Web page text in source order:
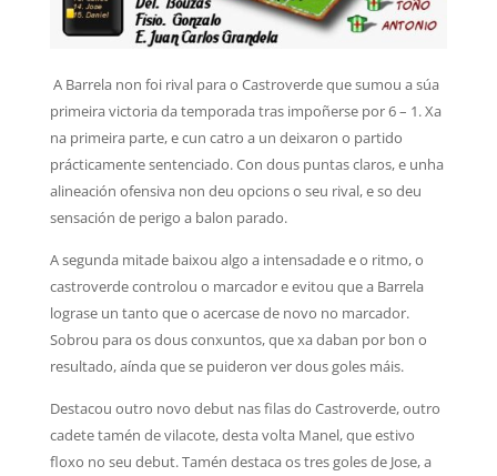
A Barrela non foi rival para o Castroverde que sumou a súa
primeira victoria da temporada tras impoñerse por 6 – 1. Xa
na primeira parte, e cun catro a un deixaron o partido
prácticamente sentenciado. Con dous puntas claros, e unha
alineación ofensiva non deu opcions o seu rival, e so deu
sensación de perigo a balon parado.
A segunda mitade baixou algo a intensadade e o ritmo, o
castroverde controlou o marcador e evitou que a Barrela
lograse un tanto que o acercase de novo no marcador.
Sobrou para os dous conxuntos, que xa daban por bon o
resultado, aínda que se puideron ver dous goles máis.
Destacou outro novo debut nas filas do Castroverde, outro
cadete tamén de vilacote, desta volta Manel, que estivo
floxo no seu debut. Tamén destaca os tres goles de Jose, a